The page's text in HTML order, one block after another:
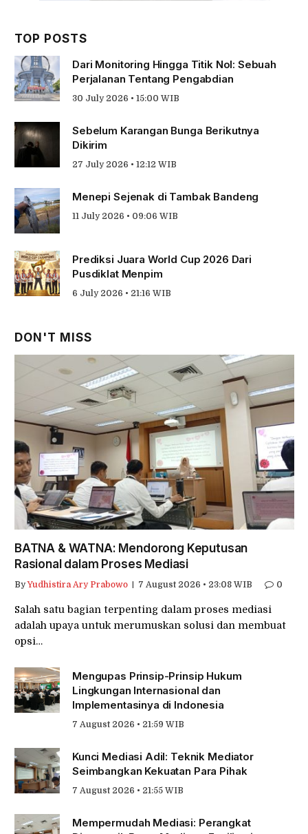
TOP POSTS
Dari Monitoring Hingga Titik Nol: Sebuah
Perjalanan Tentang Pengabdian
30 July 2026 • 15:00 WIB
Sebelum Karangan Bunga Berikutnya
Dikirim
27 July 2026 • 12:12 WIB
Menepi Sejenak di Tambak Bandeng
11 July 2026 • 09:06 WIB
Prediksi Juara World Cup 2026 Dari
Pusdiklat Menpim
6 July 2026 • 21:16 WIB
DON'T MISS
BATNA & WATNA: Mendorong Keputusan
Rasional dalam Proses Mediasi
By Yudhistira Ary Prabowo 7 August 2026 • 23:08 WIB 0
Salah satu bagian terpenting dalam proses mediasi
adalah upaya untuk merumuskan solusi dan membuat
opsi…
Mengupas Prinsip-Prinsip Hukum
Lingkungan Internasional dan
Implementasinya di Indonesia
7 August 2026 • 21:59 WIB
Kunci Mediasi Adil: Teknik Mediator
Seimbangkan Kekuatan Para Pihak
7 August 2026 • 21:55 WIB
Mempermudah Mediasi: Perangkat